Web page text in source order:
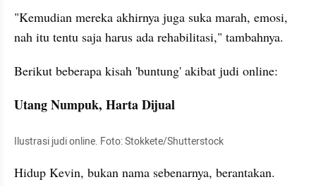
"Kemudian mereka akhirnya juga suka marah, emosi,
nah itu tentu saja harus ada rehabilitasi," tambahnya.
Berikut beberapa kisah 'buntung' akibat judi online:
Utang Numpuk, Harta Dijual
Ilustrasi judi online. Foto: Stokkete/Shutterstock
Hidup Kevin, bukan nama sebenarnya, berantakan.